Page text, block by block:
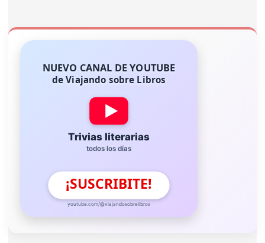
NUEVO CANAL DE YOUTUBE
de Viajando sobre Libros
Trivias literarias
todos los días
¡SUSCRIBITE!
youtube.com/@viajandosobrelibros